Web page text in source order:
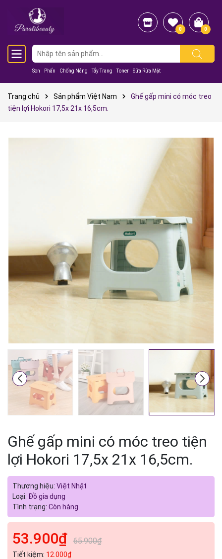
Son Phấn Chống Nắng Tẩy Trang Toner Sữa Rửa Mặt
0 0
Trang chủ Sản phẩm Việt Nam
Ghế gấp mini có móc treo
tiện lợi Hokori 17,5x 21x 16,5cm.
Ghế gấp mini có móc treo tiện
lợi Hokori 17,5x 21x 16,5cm.
Thương hiệu: Việt Nhật
Loại: Đồ gia dụng
Tình trạng: Còn hàng
53.900₫ 65.900₫
Tiết kiệm: 12.000₫
Mã giảm giá:
Ngày hết hạn: